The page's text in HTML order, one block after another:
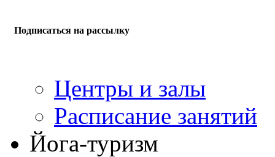
Подписаться на рассылку
Центры и залы
Расписание занятий
Йога-туризм